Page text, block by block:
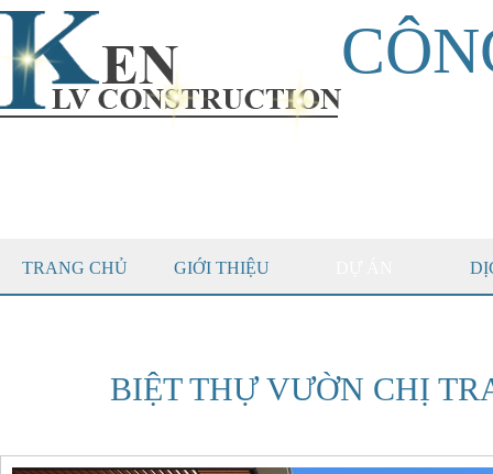
TRANG CHỦ GIỚI THIỆU